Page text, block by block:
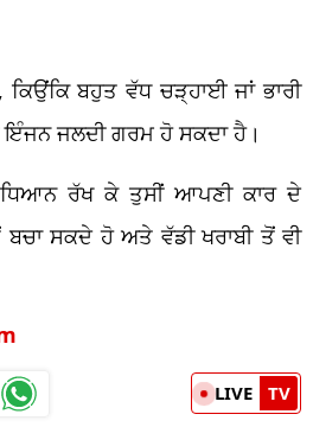
ਬਹੁਤ ਵੱਧ ਚੜ੍ਹਾਈ ਜਾਂ ਭਾਰੀ
ਜਲਦੀ ਗਰਮ ਹੋ ਸਕਦਾ ਹੈ।
ਰੱਖ ਕੇ ਤੁਸੀਂ ਆਪਣੀ ਕਾਰ ਦੇ
ਸਕਦੇ ਹੋ ਅਤੇ ਵੱਡੀ ਖਰਾਬੀ ਤੋਂ ਵੀ
LIVE TV